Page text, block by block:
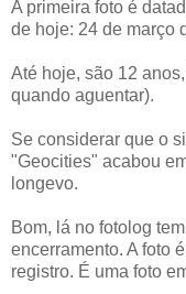
A primeira foto é
de hoje: 24 de março
Até hoje, são 12
quando aguentar).
Se considerar que o
"Geocities" acabou
longevo.
Bom, lá no fotolog
encerramento. A foto
registro. É uma foto